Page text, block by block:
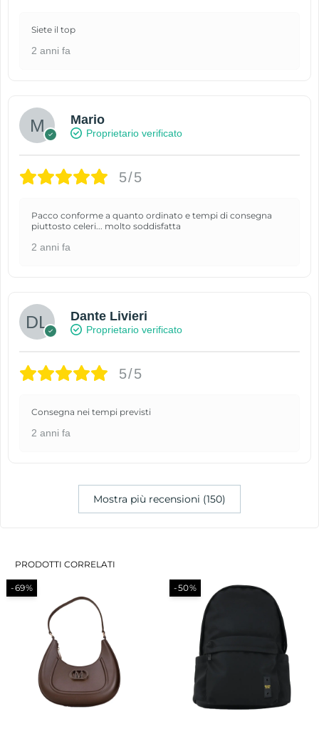
Siete il top
2 anni fa
Mario
Proprietario verificato
5/5
Pacco conforme a quanto ordinato e tempi di consegna
piuttosto celeri... molto soddisfatta
2 anni fa
Dante Livieri
Proprietario verificato
5/5
Consegna nei tempi previsti
2 anni fa
Mostra più recensioni (150)
PRODOTTI CORRELATI
-69% -50%